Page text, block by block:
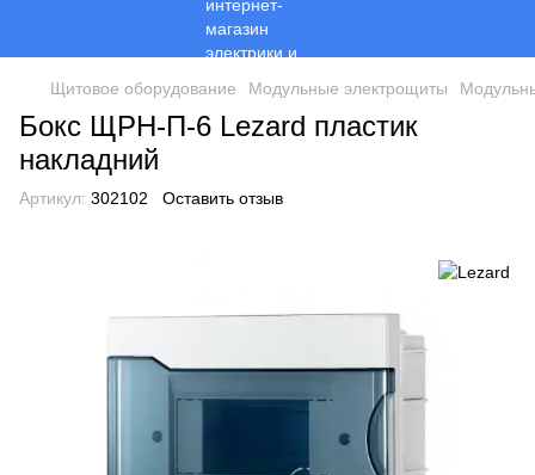
Щитовое оборудование Модульные электрощиты
Бокс ЩРН-П-6 Lezard пластик
накладний
Артикул: 302102 Оставить отзыв